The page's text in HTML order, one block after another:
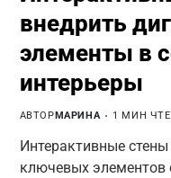
внедрить
элементы в
интерьеры
АВТОРМАРИНА 1 МИН
Интерактивные
ключевых элементов